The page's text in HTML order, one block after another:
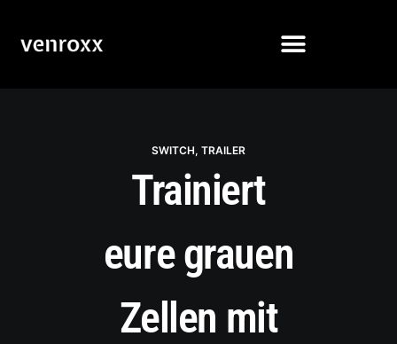
SWITCH, TRAILER
Trainiert
eure grauen
Zellen mit